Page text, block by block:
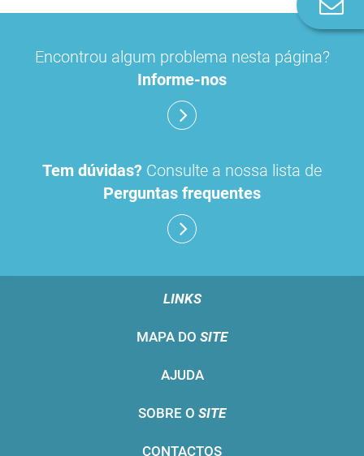
Encontrou algum problema nesta página?
Informe-nos
Tem dúvidas? Consulte a nossa lista de
Perguntas frequentes
LINKS
MAPA DO SITE
AJUDA
SOBRE O SITE
CONTACTOS